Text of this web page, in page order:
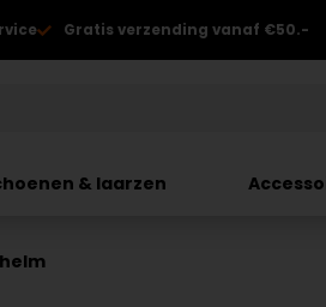
Gratis verzending vanaf €50.-
& laarzen